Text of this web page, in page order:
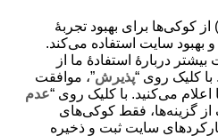
D412-009
Attaching a Camera
این سایت (cam.start.canon) از کوکی‌ها برای بهبود تجربۀ
بهبود سایت استفاده می‌کند.
دربارۀ استفادۀ ما از
با کلیک روی “پذیرش”، موافقت
می‌کنید. با کلیک روی “عدم
از گزینه‌ها، فقط کوکی‌های
سایت ثبت و ذخیره